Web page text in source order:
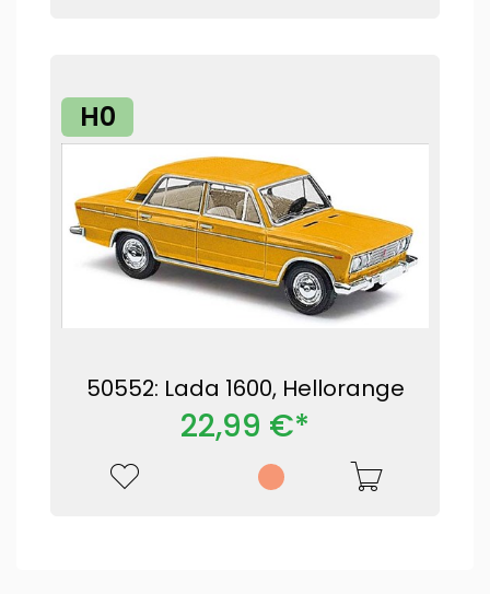
H0
50552: Lada 1600, Hellorange
22,99 €*